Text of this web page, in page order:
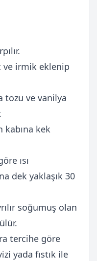
ve irmik eklenip
tozu ve vanilya
kabına kek
ısı
dek yaklaşık 30
soğumuş olan
tercihe göre
yada fıstık ile